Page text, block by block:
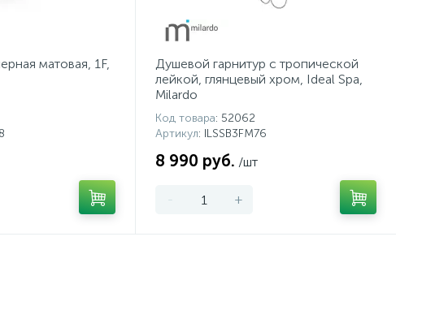
матовая, 1F,
Душевой гарнитур с тропической
лейкой, глянцевый хром, Ideal Spa,
Milardo
Код товара: 52062
Артикул: ILSSB3FM76
8 990 руб. /шт
- +